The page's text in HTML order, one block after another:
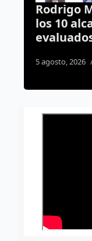
entre
mejor